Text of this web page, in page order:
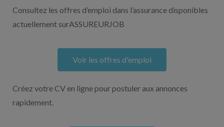
Consultez les offres d’emploi dans l’assurance disponibles
actuellement surASSUREURJOB
Voir les offres d'emploi
Créez votre CV en ligne pour postuler aux annonces
rapidement.